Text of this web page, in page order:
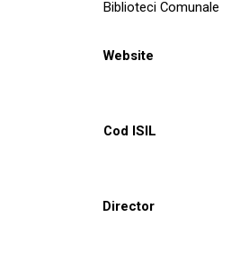
Biblioteci Comunale
Website
Cod ISIL
Director